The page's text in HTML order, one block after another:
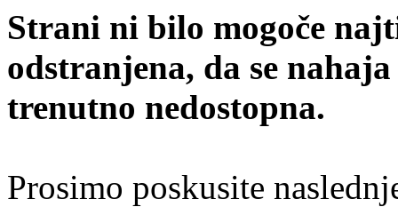
Strani ni bilo mogoče
odstranjena, da se
trenutno nedostopna.
Prosimo poskusite